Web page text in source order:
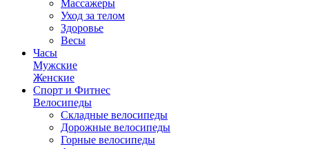
Массажеры
Уход за телом
Здоровье
Весы
Часы
Мужские
Женские
Спорт и Фитнес
Велосипеды
Складные велосипеды
Дорожные велосипеды
Горные велосипеды